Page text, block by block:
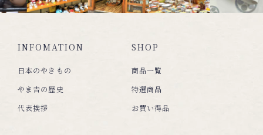
INFOMATION
日本のやきもの
やま𠮷の歴史
代表挨拶
SHOP
商品一覧
特選商品
お買い得品